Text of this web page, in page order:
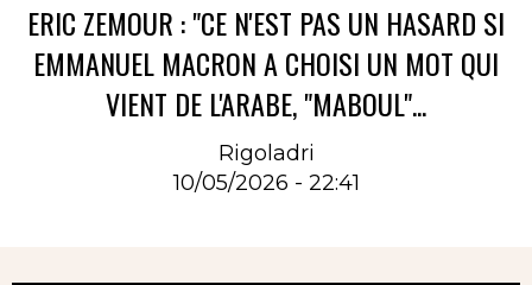
ERIC ZEMOUR : "CE N'EST PAS UN HASARD SI
EMMANUEL MACRON A CHOISI UN MOT QUI
VIENT DE L'ARABE, "MABOUL"...
Rigoladri
10/05/2026 - 22:41